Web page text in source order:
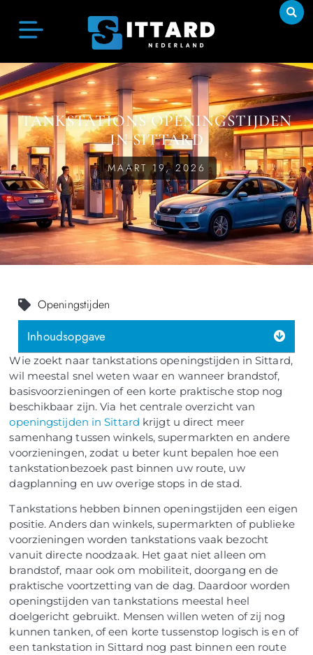
TANKSTATIONS OPENINGSTIJDEN
IN SITTARD
MAART 19, 2026
Wie zoekt naar tankstations openingstijden in Sittard,
wil meestal snel weten waar en wanneer brandstof,
basisvoorzieningen of een korte praktische stop nog
beschikbaar zijn. Via het centrale overzicht van
openingstijden in Sittard krijgt u direct meer
samenhang tussen winkels, supermarkten en andere
voorzieningen, zodat u beter kunt bepalen hoe een
tankstationbezoek past binnen uw route, uw
dagplanning en uw overige stops in de stad.
Tankstations hebben binnen openingstijden een eigen
positie. Anders dan winkels, supermarkten of publieke
voorzieningen worden tankstations vaak bezocht
vanuit directe noodzaak. Het gaat niet alleen om
brandstof, maar ook om mobiliteit, doorgang en de
praktische voortzetting van de dag. Daardoor worden
openingstijden van tankstations meestal heel
doelgericht gebruikt. Mensen willen weten of zij nog
kunnen tanken, of een korte tussenstop logisch is en of
een tankstation in Sittard nog past binnen een route
Openingstijden
Inhoudsopgave